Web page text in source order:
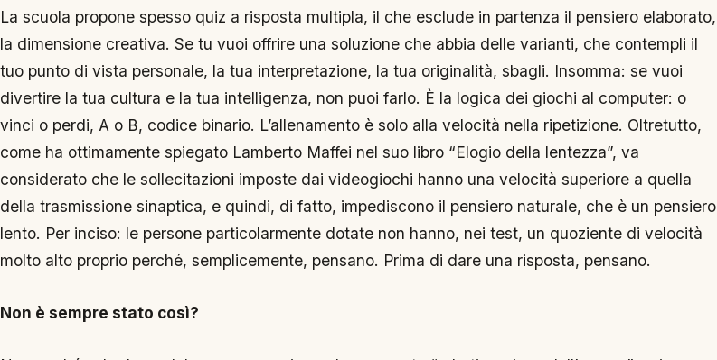
La scuola propone spesso quiz a risposta multipla, il che esclude in partenza il pensiero elaborato,
la dimensione creativa. Se tu vuoi offrire una soluzione che abbia delle varianti, che contempli il
tuo punto di vista personale, la tua interpretazione, la tua originalità, sbagli. Insomma: se vuoi
divertire la tua cultura e la tua intelligenza, non puoi farlo. È la logica dei giochi al computer: o
vinci o perdi, A o B, codice binario. L’allenamento è solo alla velocità nella ripetizione. Oltretutto,
come ha ottimamente spiegato Lamberto Maffei nel suo libro “Elogio della lentezza”, va
considerato che le sollecitazioni imposte dai videogiochi hanno una velocità superiore a quella
della trasmissione sinaptica, e quindi, di fatto, impediscono il pensiero naturale, che è un pensiero
lento. Per inciso: le persone particolarmente dotate non hanno, nei test, un quoziente di velocità
molto alto proprio perché, semplicemente, pensano. Prima di dare una risposta, pensano.
Non è sempre stato così?